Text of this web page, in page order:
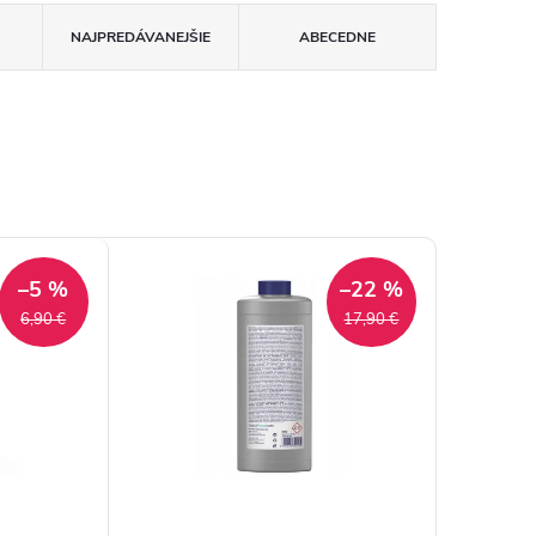
NAJPREDÁVANEJŠIE ABECEDNE
6,90 €
–5 %
17,90 €
–22 %